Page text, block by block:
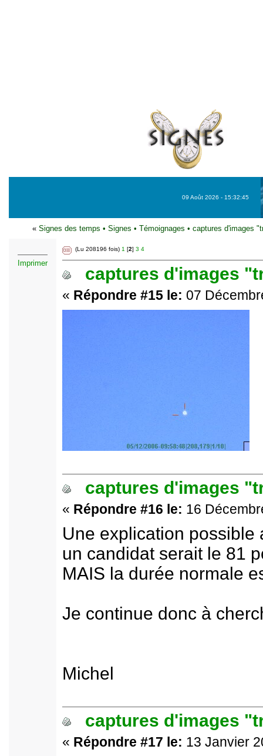
09 Août 2026 - 15:32:45
« Signes des temps • Signes • Témoignages • captures d'images
Imprimer
(Lu 208196 fois) 1 [2] 3 4
captures d'images
« Répondre #15 le: 07
captures d'images
« Répondre #16 le: 16
Une explication possible
un candidat serait le 81
MAIS la durée normale
Je continue donc à
Michel
captures d'images
« Répondre #17 le: 13 Janvier